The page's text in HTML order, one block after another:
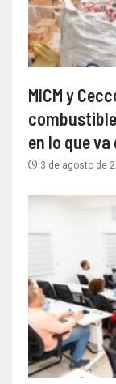
MICM y
en lo que va
3 de agosto de